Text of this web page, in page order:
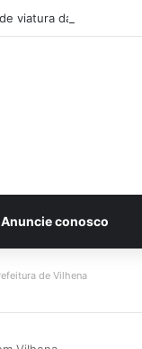
viatura da PM em
Anuncie conosco
de Vilhena